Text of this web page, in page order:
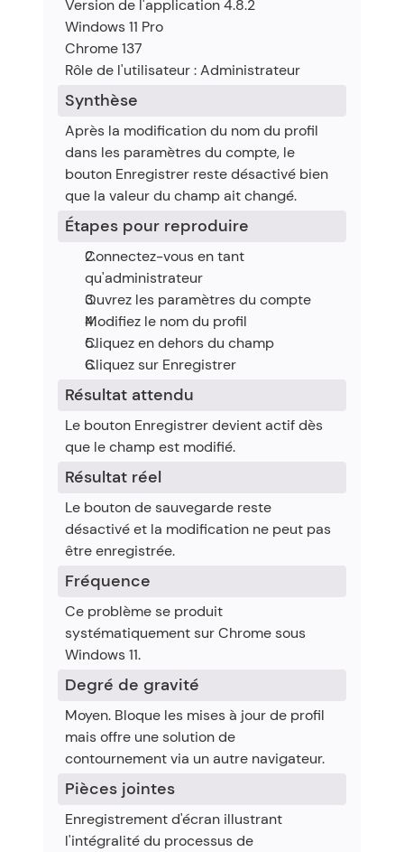
Version de l'application 4.8.2
Windows 11 Pro
Chrome 137
Rôle de l'utilisateur : Administrateur
Synthèse
Après la modification du nom du profil
dans les paramètres du compte, le
bouton Enregistrer reste désactivé bien
que la valeur du champ ait changé.
Étapes pour reproduire
Connectez-vous en tant
qu'administrateur
Ouvrez les paramètres du compte
Modifiez le nom du profil
Cliquez en dehors du champ
Cliquez sur Enregistrer
Résultat attendu
Le bouton Enregistrer devient actif dès
que le champ est modifié.
Résultat réel
Le bouton de sauvegarde reste
désactivé et la modification ne peut pas
être enregistrée.
Fréquence
Ce problème se produit
systématiquement sur Chrome sous
Windows 11.
Degré de gravité
Moyen. Bloque les mises à jour de profil
mais offre une solution de
contournement via un autre navigateur.
Pièces jointes
Enregistrement d'écran illustrant
l'intégralité du processus de